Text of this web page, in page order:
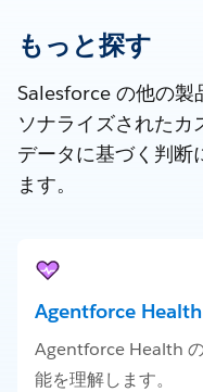
もっと探す
Salesforce の他の製
ソナライズされたカ
データに基づく判断
ます。
Agentforce
Agentforce Health
能を理解します。